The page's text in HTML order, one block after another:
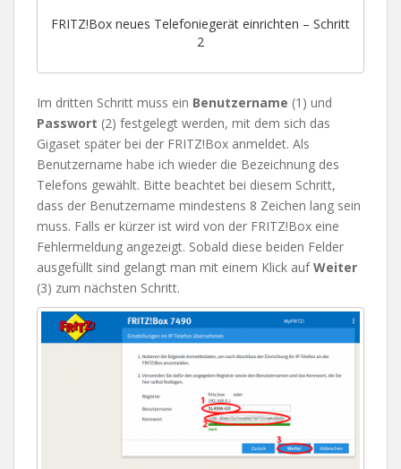
FRITZ!Box neues Telefoniegerät einrichten – Schritt
2
Im dritten Schritt muss ein Benutzername (1) und
Passwort (2) festgelegt werden, mit dem sich das
Gigaset später bei der FRITZ!Box anmeldet. Als
Benutzername habe ich wieder die Bezeichnung des
Telefons gewählt. Bitte beachtet bei diesem Schritt,
dass der Benutzername mindestens 8 Zeichen lang sein
muss. Falls er kürzer ist wird von der FRITZ!Box eine
Fehlermeldung angezeigt. Sobald diese beiden Felder
ausgefüllt sind gelangt man mit einem Klick aufWeiter
(3) zum nächsten Schritt.